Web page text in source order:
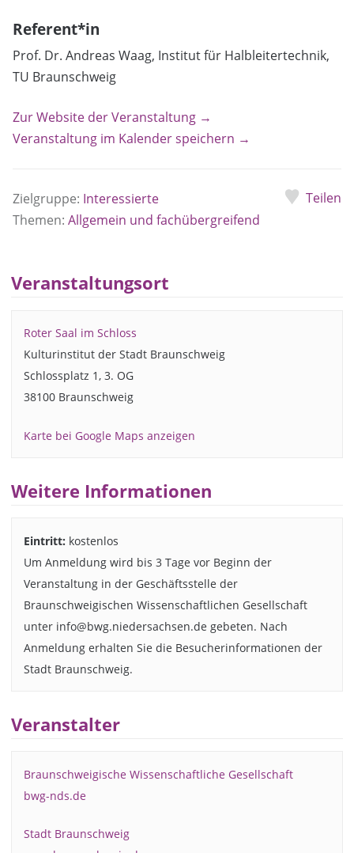
Referent*in
Prof. Dr. Andreas Waag, Institut für Halbleitertechnik,
TU Braunschweig
Zur Website der Veranstaltung →
Veranstaltung im Kalender speichern →
Zielgruppe: Interessierte
Themen: Allgemein und fachübergreifend
Teilen
Veranstaltungsort
Roter Saal im Schloss
Kulturinstitut der Stadt Braunschweig
Schlossplatz 1, 3. OG
38100 Braunschweig
Karte bei Google Maps anzeigen
Weitere Informationen
Eintritt: kostenlos
Um Anmeldung wird bis 3 Tage vor Beginn der
Veranstaltung in der Geschäftsstelle der
Braunschweigischen Wissenschaftlichen Gesellschaft
unter info@bwg.niedersachsen.de gebeten. Nach
Anmeldung erhalten Sie die Besucherinformationen der
Stadt Braunschweig.
Veranstalter
Braunschweigische Wissenschaftliche Gesellschaft
bwg-nds.de
Stadt Braunschweig